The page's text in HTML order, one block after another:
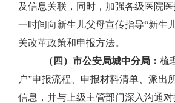
及信息关联，同时，加强各级医院
一时间向新生儿父母宣传指导“新生
关改革政策和申报方法。
（四）市公安局城中分局： 梳
户”申报流程、申报材料清单、派出
信息，并与上级主管部门深入沟通